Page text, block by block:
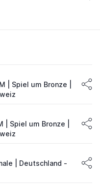
| Spiel um Bronze |
| Spiel um Bronze |
| Deutschland -